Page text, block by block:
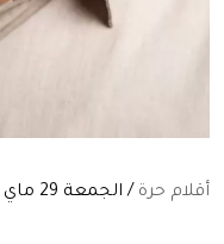
أقلام حرة / الجمعة 29 ماي 2026 / لا توجد تعليقات: